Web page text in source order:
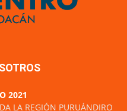
2021
LA REGIÓN PURUÁNDIRO